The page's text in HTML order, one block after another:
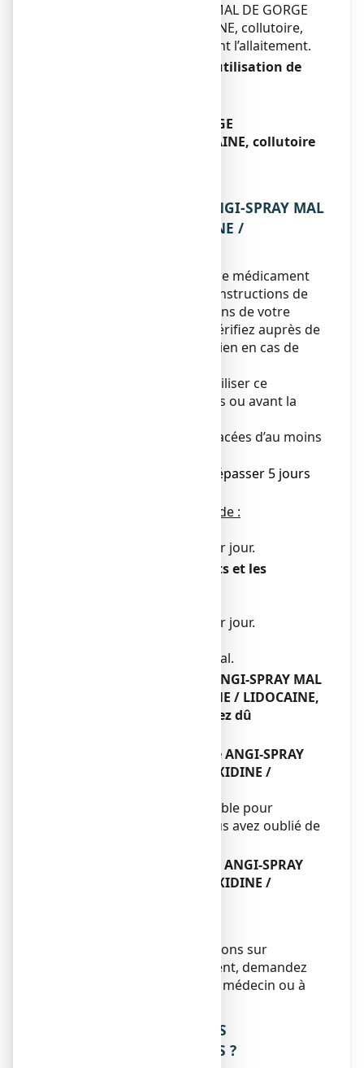
L’utilisation d’ANGI-SPRAY MAL DE GORGE
CHLORHEXIDINE / LIDOCAINE, collutoire,
peut-être envisagée pendant l’allaitement.
Conduite de véhicules et utilisation de
ANGI-SPRAY MAL DE GORGE
CHLORHEXIDINE / LIDOCAINE, collutoire
3. COMMENT PRENDRE ANGI-SPRAY MAL
DE GORGE CHLORHEXIDINE /
Veillez à toujours prendre ce médicament
en suivant exactement les instructions de
cette notice ou les indications de votre
médecin ou pharmacien. Vérifiez auprès de
votre médecin ou pharmacien en cas de
Il est impératif de ne pas utiliser ce
médicament avant les repas ou avant la
Les prises doivent être espacées d’au moins
Le traitement ne devra pas dépasser 5 jours
La dose recommandée est de :
1 pulvérisation 4 à 5 fois par jour.
Utilisation chez les enfants et les
1 pulvérisation 2 à 3 fois par jour.
Se conformer à l’avis médical.
Si vous avez pris plus de ANGI-SPRAY MAL
DE GORGE CHLORHEXIDINE / LIDOCAINE,
collutoire que vous n’auriez dû
Si vous oubliez de prendre ANGI-SPRAY
MAL DE GORGE CHLORHEXIDINE /
Ne prenez pas de dose double pour
compenser la dose que vous avez oublié de
Si vous arrêtez de prendre ANGI-SPRAY
MAL DE GORGE CHLORHEXIDINE /
Si vous avez d’autres questions sur
l’utilisation de ce médicament, demandez
plus d’informations à votre médecin ou à
4. QUELS SONT LES EFFETS
INDESIRABLES EVENTUELS ?